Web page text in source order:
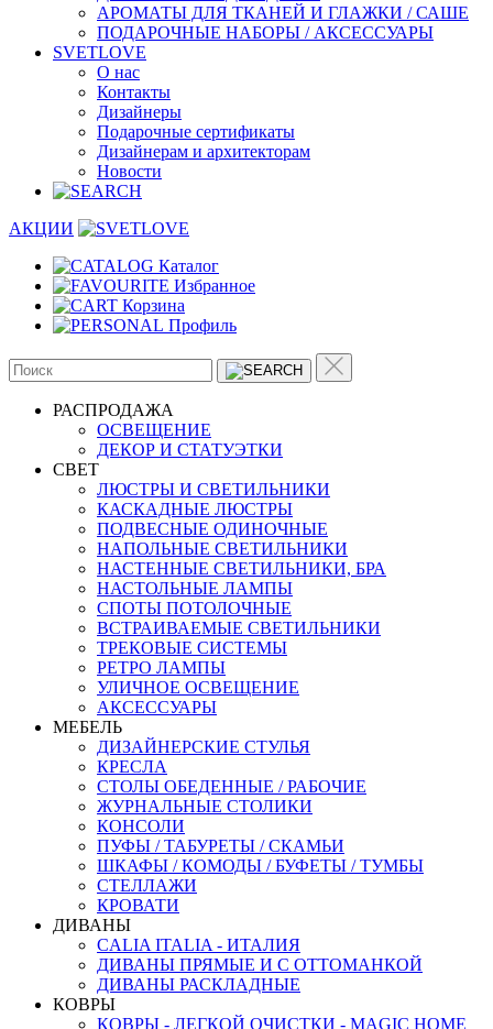
АРОМАТЫ ДЛЯ ТКАНЕЙ И ГЛАЖКИ / САШЕ
ПОДАРОЧНЫЕ НАБОРЫ / АКСЕССУАРЫ
SVETLOVE
О нас
Контакты
Дизайнеры
Подарочные сертификаты
Дизайнерам и архитекторам
Новости
АКЦИИ
Каталог
Избранное
Корзина
Профиль
РАСПРОДАЖА
ОСВЕЩЕНИЕ
ДЕКОР И СТАТУЭТКИ
CВЕТ
ЛЮСТРЫ И СВЕТИЛЬНИКИ
КАСКАДНЫЕ ЛЮСТРЫ
ПОДВЕСНЫЕ ОДИНОЧНЫЕ
НАПОЛЬНЫЕ СВЕТИЛЬНИКИ
НАСТЕННЫЕ СВЕТИЛЬНИКИ, БРА
НАСТОЛЬНЫЕ ЛАМПЫ
СПОТЫ ПОТОЛОЧНЫЕ
ВСТРАИВАЕМЫЕ СВЕТИЛЬНИКИ
ТРЕКОВЫЕ СИСТЕМЫ
РЕТРО ЛАМПЫ
УЛИЧНОЕ ОСВЕЩЕНИЕ
АКСЕССУАРЫ
МЕБЕЛЬ
ДИЗАЙНЕРСКИЕ СТУЛЬЯ
КРЕСЛА
СТОЛЫ ОБЕДЕННЫЕ / РАБОЧИЕ
ЖУРНАЛЬНЫЕ СТОЛИКИ
КОНСОЛИ
ПУФЫ / ТАБУРЕТЫ / СКАМЬИ
ШКАФЫ / КОМОДЫ / БУФЕТЫ / ТУМБЫ
СТЕЛЛАЖИ
КРОВАТИ
ДИВАНЫ
CALIA ITALIA - ИТАЛИЯ
ДИВАНЫ ПРЯМЫЕ И С ОТТОМАНКОЙ
ДИВАНЫ РАСКЛАДНЫЕ
КОВРЫ
КОВРЫ - ЛЕГКОЙ ОЧИСТКИ - MAGIC HOME